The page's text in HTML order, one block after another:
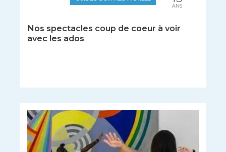
Nos spectacles coup de coeur à voir
avec les ados
ANS